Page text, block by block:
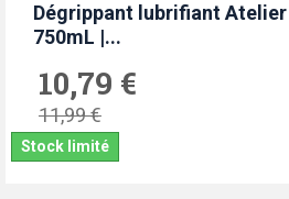
Dégrippant lubrifiant Atelier
750mL |...
10,79 €
11,99 €
Stock limité